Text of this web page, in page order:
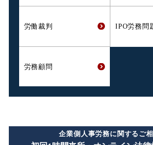
労働裁判 IPO労務問
労務顧問
企業側人事労務に関するご